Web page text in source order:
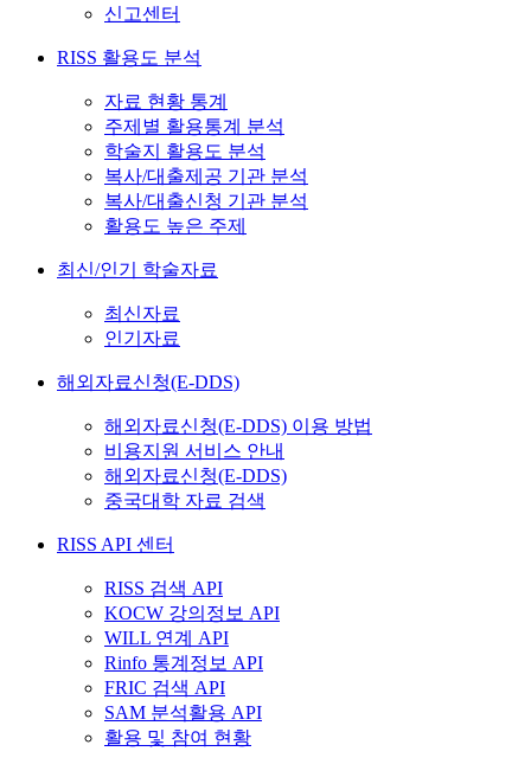
신고센터
RISS 활용도 분석
자료 현황 통계
주제별 활용통계 분석
학술지 활용도 분석
복사/대출제공 기관 분석
복사/대출신청 기관 분석
활용도 높은 주제
최신/인기 학술자료
최신자료
인기자료
해외자료신청(E-DDS)
해외자료신청(E-DDS) 이용 방법
비용지원 서비스 안내
해외자료신청(E-DDS)
중국대학 자료 검색
RISS API 센터
RISS 검색 API
KOCW 강의정보 API
WILL 연계 API
Rinfo 통계정보 API
FRIC 검색 API
SAM 분석활용 API
활용 및 참여 현황